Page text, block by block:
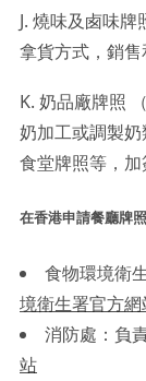
J. 燒味及卥味
拿貨方式，銷售
K. 奶品廠牌照
奶加工或調製
食堂牌照等，加
在香港申請餐廳牌
食物環境衛
境衛生署官方網
消防處：負
站